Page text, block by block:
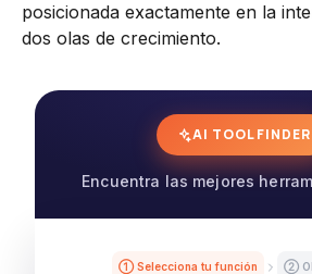
posicionada exactamente en la
dos olas de crecimiento.
AI TOOL FINDER
Encuentra las mejores
① Selecciona tu función ②